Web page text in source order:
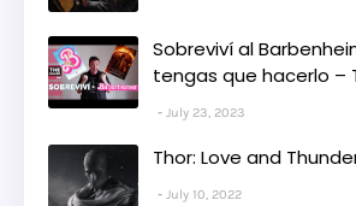
Sobreviví al
tengas que hacerlo –
July 23, 2023
Thor: Love and
July 10, 2022